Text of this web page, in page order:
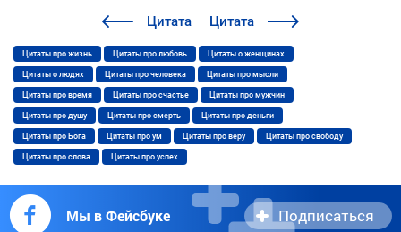
Цитата Цитата
Цитаты про жизнь Цитаты про любовь Цитаты о женщинах
Цитаты о людях Цитаты про человека Цитаты про мысли
Цитаты про время Цитаты про счастье Цитаты про мужчин
Цитаты про душу Цитаты про смерть Цитаты про деньги
Цитаты про Бога Цитаты про ум Цитаты про веру Цитаты про свободу
Цитаты про слова Цитаты про успех
Мы в Фейсбуке Подписаться